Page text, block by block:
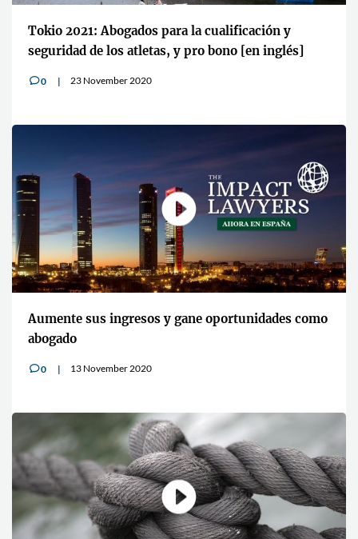
Tokio 2021: Abogados para la cualificación y
seguridad de los atletas, y pro bono [en inglés]
v0 23 November 2020
Aumente sus ingresos y gane oportunidades como
abogado
v0 13 November 2020